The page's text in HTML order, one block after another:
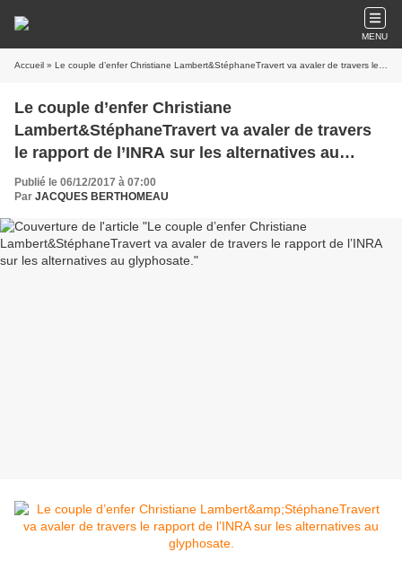
MENU
Accueil » Le couple d’enfer Christiane Lambert&StéphaneTravert va avaler de travers le rapport de l’INRA sur les alternatives au glyphosate.
Le couple d’enfer Christiane
Lambert&StéphaneTravert va avaler de travers
le rapport de l’INRA sur les alternatives au
glyphosate.
Publié le 06/12/2017 à 07:00
Par JACQUES BERTHOMEAU